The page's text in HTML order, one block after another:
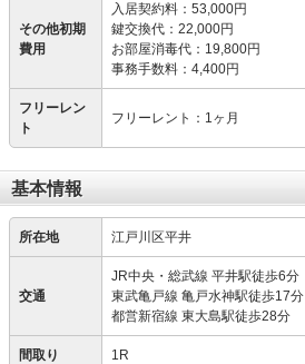
その他初期
費用
入居契約料 ： 53,000円
鍵交換代 ： 22,000円
お部屋消毒代 ： 19,800円
事務手数料 ： 4,400円
フリーレン
ト
フリーレント：1ヶ月
基本情報
所在地 江戸川区平井
交通
JR中央・総武線 平井駅徒歩6分
東武亀戸線 亀戸水神駅徒歩17分
都営新宿線 東大島駅徒歩28分
間取り 1R